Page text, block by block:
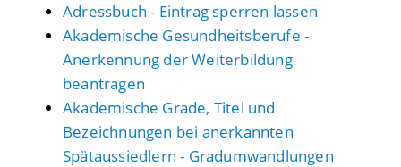
Adressbuch - Eintrag sperren lassen
Akademische Gesundheitsberufe -
Anerkennung der Weiterbildung
beantragen
Akademische Grade, Titel und
Bezeichnungen bei anerkannten
Spätaussiedlern - Gradumwandlungen